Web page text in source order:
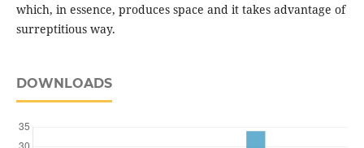
which, in essence, produces space and it takes advantage of
surreptitious way.
DOWNLOADS